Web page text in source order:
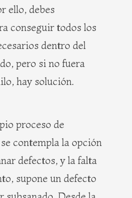
ello, debes
conseguir todos los
dentro del
pero si no fuera
hay solución.
proceso de
contempla la opción
defectos, y la falta
supone un defecto